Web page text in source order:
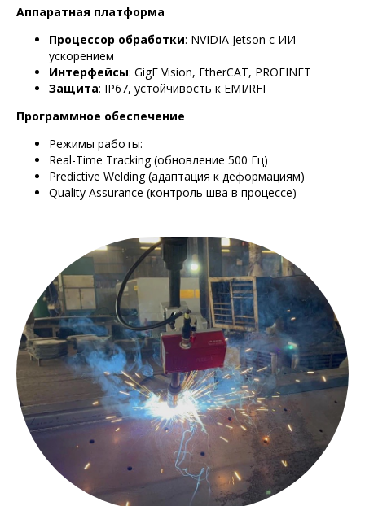
Аппаратная платформа
Процессор обработки: NVIDIA Jetson с ИИ-
ускорением
Интерфейсы: GigE Vision, EtherCAT, PROFINET
Защита: IP67, устойчивость к EMI/RFI
Программное обеспечение
Режимы работы:
Real-Time Tracking (обновление 500 Гц)
Predictive Welding (адаптация к деформациям)
Quality Assurance (контроль шва в процессе)